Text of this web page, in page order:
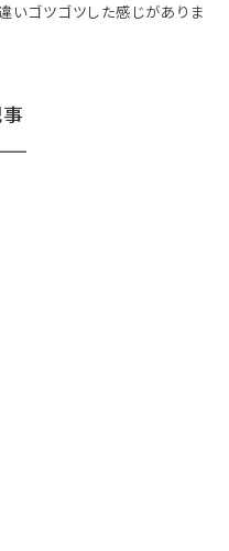
いゴツゴツした感じがありま